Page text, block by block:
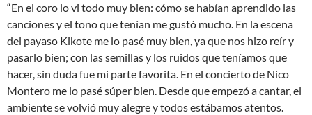
“En el coro lo vi todo muy bien: cómo se habían aprendido las
canciones y el tono que tenían me gustó mucho. En la escena
del payaso Kikote me lo pasé muy bien, ya que nos hizo reír y
pasarlo bien; con las semillas y los ruidos que teníamos que
hacer, sin duda fue mi parte favorita. En el concierto de Nico
Montero me lo pasé súper bien. Desde que empezó a cantar, el
ambiente se volvió muy alegre y todos estábamos atentos.